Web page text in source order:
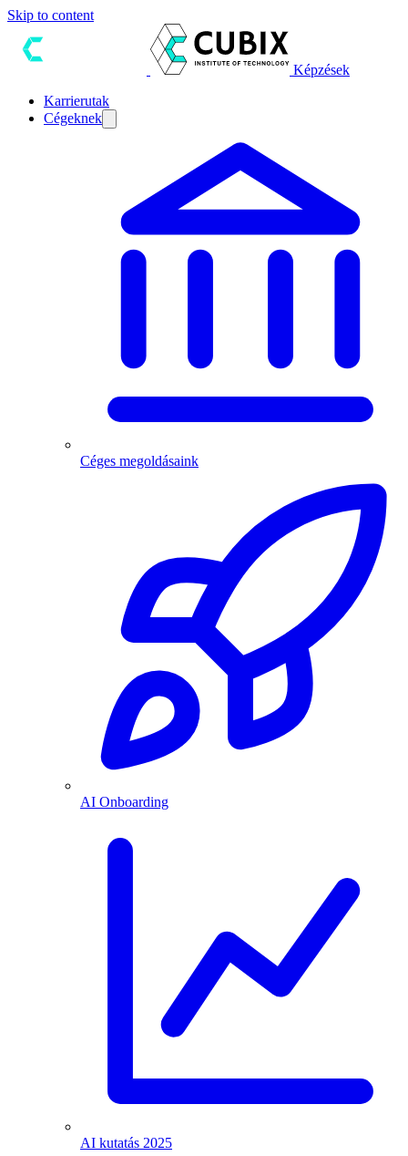
Skip to content
Képzések
Karrierutak
Cégeknek
Céges megoldásaink
AI Onboarding
AI kutatás 2025